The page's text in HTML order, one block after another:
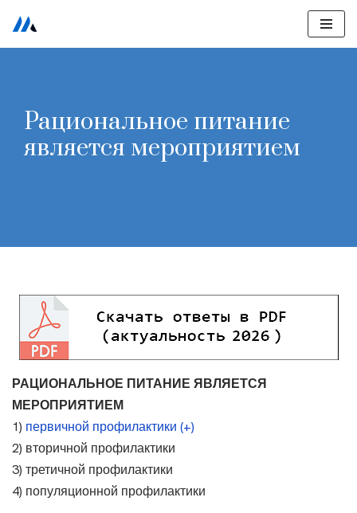
Перейти
Рациональное питание
является мероприятием
РАЦИОНАЛЬНОЕ ПИТАНИЕ ЯВЛЯЕТСЯ
МЕРОПРИЯТИЕМ
1) первичной профилактики (+)
2) вторичной профилактики
3) третичной профилактики
4) популяционной профилактики